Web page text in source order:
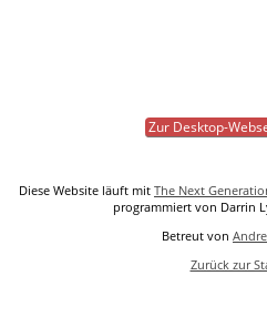
Zur Desktop-
Diese Website läuft mit The Next
programmiert von Darrin
Betreut von
Zurück zur